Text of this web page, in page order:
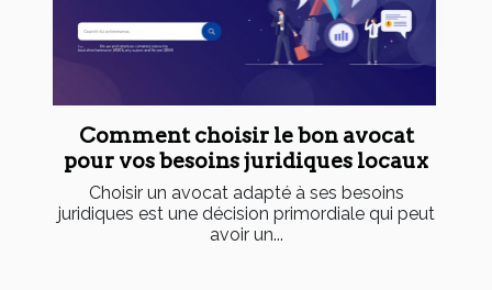
Comment choisir le bon avocat
pour vos besoins juridiques locaux
Choisir un avocat adapté à ses besoins
juridiques est une décision primordiale qui peut
avoir un...